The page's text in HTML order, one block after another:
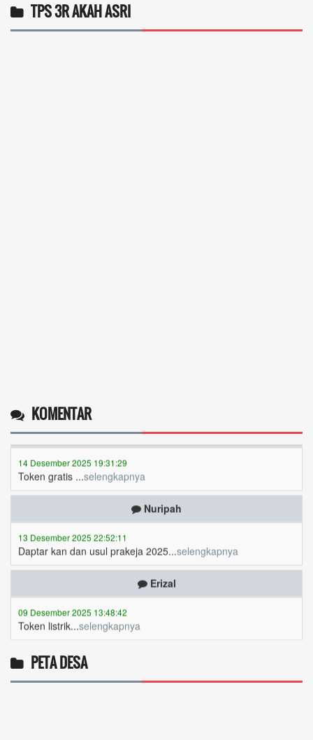
TPS 3R AKAH ASRI
KOMENTAR
14 Desember 2025 19:31:29
Token gratis ...selengkapnya
Nuripah
Daptar kan dan usul prakeja 2025...selengkapnya
Erizal
Token listrik...selengkapnya
06 Desember 2025 18:38:17
PETA DESA